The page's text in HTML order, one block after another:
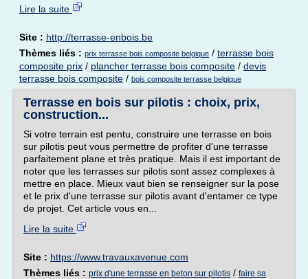
Lire la suite
Site : http://terrasse-enbois.be
Thèmes liés : prix terrasse bois composite belgique / terrasse bois
composite prix / plancher terrasse bois composite / devis
terrasse bois composite / bois composite terrasse belgique
Terrasse en bois sur pilotis : choix, prix,
construction...
Si votre terrain est pentu, construire une terrasse en bois
sur pilotis peut vous permettre de profiter d'une terrasse
parfaitement plane et très pratique. Mais il est important de
noter que les terrasses sur pilotis sont assez complexes à
mettre en place. Mieux vaut bien se renseigner sur la pose
et le prix d'une terrasse sur pilotis avant d'entamer ce type
de projet. Cet article vous en...
Lire la suite
Site : https://www.travauxavenue.com
Thèmes liés : prix d'une terrasse en beton sur pilotis / faire sa